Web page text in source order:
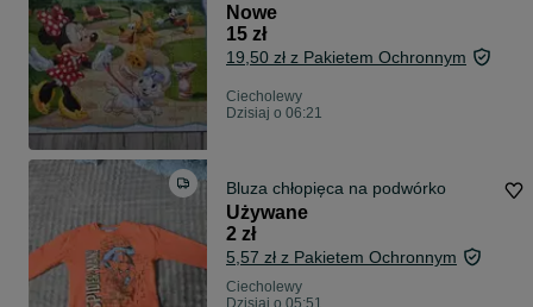
Nowe
15 zł
19,50 zł z Pakietem Ochronnym
Ciecholewy
Dzisiaj o 06:21
Bluza chłopięca na podwórko
Używane
2 zł
5,57 zł z Pakietem Ochronnym
Ciecholewy